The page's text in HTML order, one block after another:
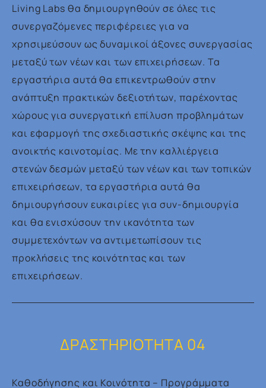
Living Labs θα δημιουργηθούν σε όλες τις
συνεργαζόμενες περιφέρειες για να
χρησιμεύσουν ως δυναμικοί άξονες συνεργασίας
μεταξύ των νέων και των επιχειρήσεων. Τα
εργαστήρια αυτά θα επικεντρωθούν στην
ανάπτυξη πρακτικών δεξιοτήτων, παρέχοντας
χώρους για συνεργατική επίλυση προβλημάτων
και εφαρμογή της σχεδιαστικής σκέψης και της
ανοικτής καινοτομίας. Με την καλλιέργεια
στενών δεσμών μεταξύ των νέων και των τοπικών
επιχειρήσεων, τα εργαστήρια αυτά θα
δημιουργήσουν ευκαιρίες για συν-δημιουργία
και θα ενισχύσουν την ικανότητα των
συμμετεχόντων να αντιμετωπίσουν τις
προκλήσεις της κοινότητας και των
επιχειρήσεων.
ΔΡΑΣΤΗΡΙΟΤΗΤΑ 04
Καθοδήγησης και Κοινότητα – Προγράμματα